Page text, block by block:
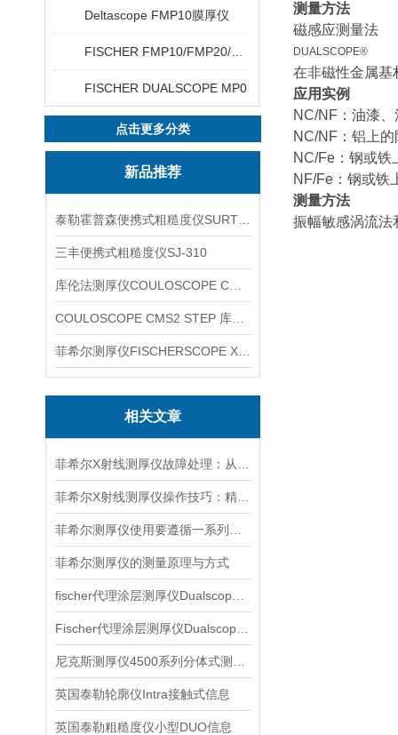
Deltascope FMP10膜厚仪
FISCHER DUALSCOPE MP0
点击更多分类
新品推荐
三丰便携式粗糙度仪SJ-310
相关文章
菲希尔测厚仪的测量原理与方式
英国泰勒轮廓仪Intra接触式信息
英国泰勒粗糙度仪小型DUO信息
测量方法
磁感应测量法
DUALSCOPE®
在非磁性金属基
应用实例
NC/NF：油漆
NC/NF：铝上
NC/Fe：钢或铁
NF/Fe：钢或铁
测量方法
振幅敏感涡流法